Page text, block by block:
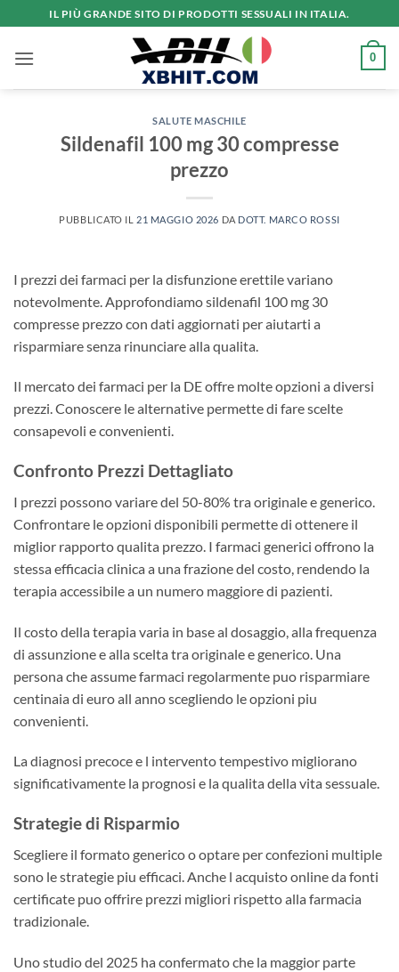
ai
contenuti
IL PIÙ GRANDE SITO DI PRODOTTI SESSUALI IN ITALIA.
0
SALUTE MASCHILE
Sildenafil 100 mg 30 compresse
prezzo
PUBBLICATO IL 21 MAGGIO 2026 DA DOTT. MARCO ROSSI
I prezzi dei farmaci per la disfunzione erettile variano
notevolmente. Approfondiamo sildenafil 100 mg 30
compresse prezzo con dati aggiornati per aiutarti a
risparmiare senza rinunciare alla qualita.
Il mercato dei farmaci per la DE offre molte opzioni a diversi
prezzi. Conoscere le alternative permette di fare scelte
consapevoli e convenienti.
Confronto Prezzi Dettagliato
I prezzi possono variare del 50-80% tra originale e generico.
Confrontare le opzioni disponibili permette di ottenere il
miglior rapporto qualita prezzo. I farmaci generici offrono la
stessa efficacia clinica a una frazione del costo, rendendo la
terapia accessibile a un numero maggiore di pazienti.
Il costo della terapia varia in base al dosaggio, alla frequenza
di assunzione e alla scelta tra originale e generico. Una
persona che assume farmaci regolarmente puo risparmiare
centinaia di euro all anno scegliendo le opzioni piu
convenienti.
La diagnosi precoce e l intervento tempestivo migliorano
significativamente la prognosi e la qualita della vita sessuale.
Strategie di Risparmio
Scegliere il formato generico o optare per confezioni multiple
sono le strategie piu efficaci. Anche l acquisto online da fonti
certificate puo offrire prezzi migliori rispetto alla farmacia
tradizionale.
Uno studio del 2025 ha confermato che la maggior parte